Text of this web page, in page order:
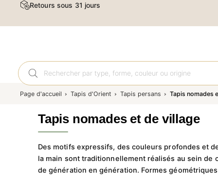
Livraison et retour gratuits
Page d'accueil Tapis d'Orient Tapis persans Tapis nomades
Tapis nomades et de village
Des motifs expressifs, des couleurs profondes et
la main sont traditionnellement réalisés au sein
de génération en génération. Formes